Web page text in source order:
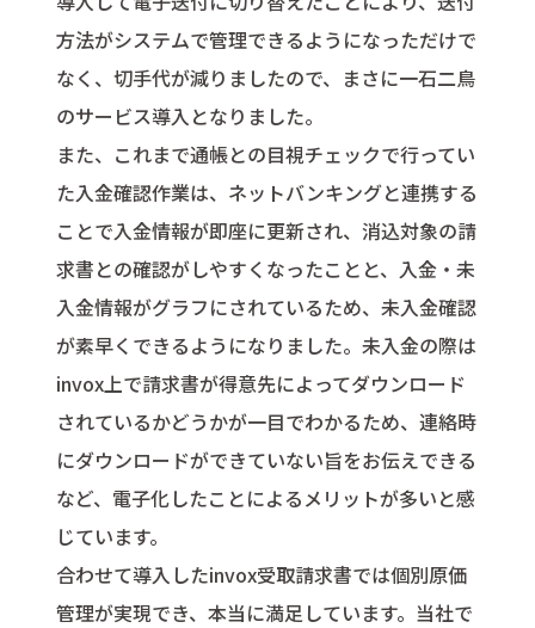
方法がシステムで管理できるようになっただけで
なく、切手代が減りましたので、まさに一石二鳥
のサービス導入となりました。
また、これまで通帳との目視チェックで行ってい
た入金確認作業は、ネットバンキングと連携する
ことで入金情報が即座に更新され、消込対象の請
求書との確認がしやすくなったことと、入金・未
入金情報がグラフにされているため、未入金確認
が素早くできるようになりました。未入金の際は
invox上で請求書が得意先によってダウンロード
されているかどうかが一目でわかるため、連絡時
にダウンロードができていない旨をお伝えできる
など、電子化したことによるメリットが多いと感
じています。
合わせて導入したinvox受取請求書では個別原価
管理が実現でき、本当に満足しています。当社で